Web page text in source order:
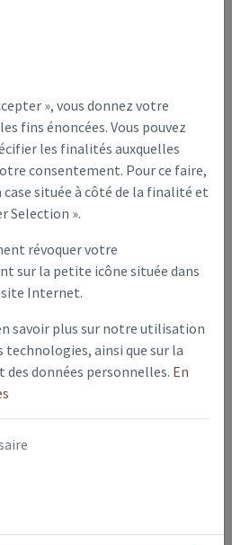
», vous donnez votre
fins énoncées. Vous pouvez
les finalités auxquelles
consentement. Pour ce faire,
située à côté de la finalité et
Selection ».
révoquer votre
sur la petite icône située dans
Internet.
savoir plus sur notre utilisation
technologies, ainsi que sur la
données personnelles. En
le territoire. Un justificatif de
à l’entrée (ex : facture EDF,
de Marle (route de Montcornet –
à votre disposition.
& Samedi : 9h-12h / 14h-18h